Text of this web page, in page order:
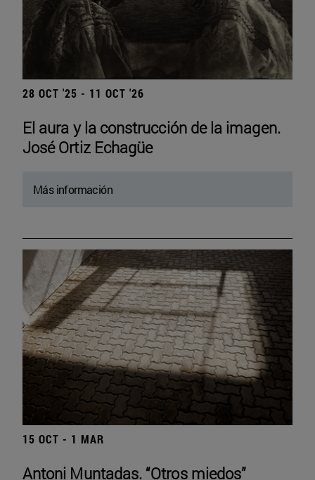
28 OCT '25 - 11 OCT '26
El aura y la construcción de la imagen.
José Ortiz Echagüe
Más información
15 OCT - 1 MAR
Antoni Muntadas. “Otros miedos”